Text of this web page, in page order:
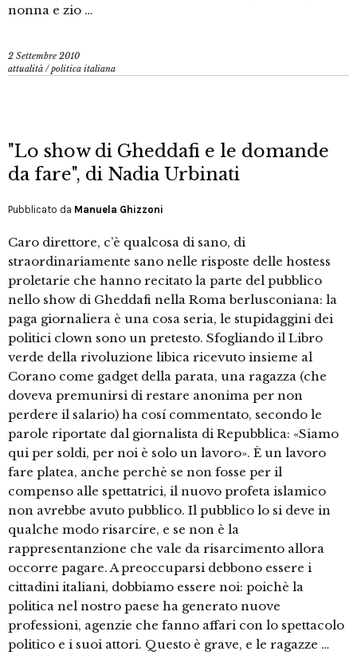
nonna e zio …
2 Settembre 2010
attualità /politica italiana
"Lo show di Gheddafi e le domande
da fare", di Nadia Urbinati
Pubblicato da Manuela Ghizzoni
Caro direttore, c’è qualcosa di sano, di
straordinariamente sano nelle risposte delle hostess
proletarie che hanno recitato la parte del pubblico
nello show di Gheddafi nella Roma berlusconiana: la
paga giornaliera è una cosa seria, le stupidaggini dei
politici clown sono un pretesto. Sfogliando il Libro
verde della rivoluzione libica ricevuto insieme al
Corano come gadget della parata, una ragazza (che
doveva premunirsi di restare anonima per non
perdere il salario) ha cosí commentato, secondo le
parole riportate dal giornalista di Repubblica: «Siamo
qui per soldi, per noi è solo un lavoro». È un lavoro
fare platea, anche perchè se non fosse per il
compenso alle spettatrici, il nuovo profeta islamico
non avrebbe avuto pubblico. Il pubblico lo si deve in
qualche modo risarcire, e se non è la
rappresentanzione che vale da risarcimento allora
occorre pagare. A preoccuparsi debbono essere i
cittadini italiani, dobbiamo essere noi: poichè la
politica nel nostro paese ha generato nuove
professioni, agenzie che fanno affari con lo spettacolo
politico e i suoi attori. Questo è grave, e le ragazze …